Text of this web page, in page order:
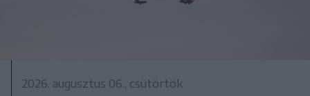
2026. augusztus 06., csütörtök